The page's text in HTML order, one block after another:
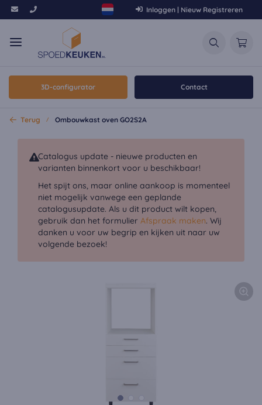
Inloggen | Nieuw Registreren
3D-configurator Contact
Terug Ombouwkast oven GO2S2A
Catalogus update - nieuwe producten en
varianten binnenkort voor u beschikbaar!
Het spijt ons, maar online aankoop is momenteel
niet mogelijk vanwege een geplande
catalogusupdate. Als u dit product wilt kopen,
gebruik dan het formulier Afspraak maken. Wij
danken u voor uw begrip en kijken uit naar uw
volgende bezoek!